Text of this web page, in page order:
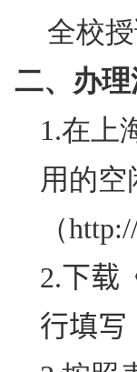
全校
二、办
1.在上
用的空
（
2.下载
行填写